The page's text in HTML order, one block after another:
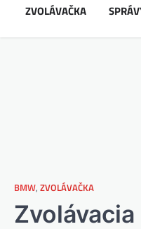
ZVOLÁVAČKA
BMW, ZVOLÁVAČKA